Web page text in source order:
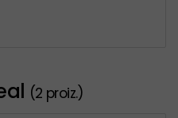
(2 proiz.)